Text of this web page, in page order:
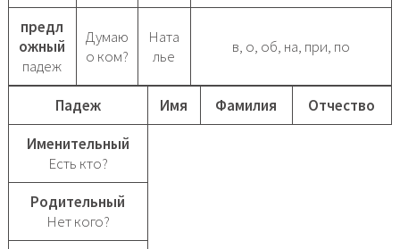
предл
ожный
падеж
Думаю
о ком?
Ната
лье
в, о, об, на, при, по
Падеж Имя Фамилия
Отчество
Именительный
Есть кто?
Родительный
Нет кого?